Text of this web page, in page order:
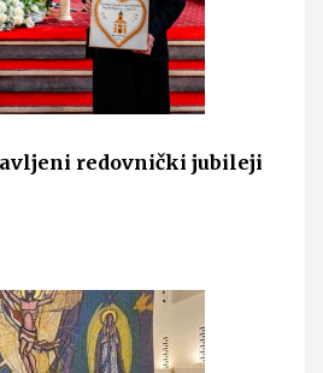
redovnički jubileji